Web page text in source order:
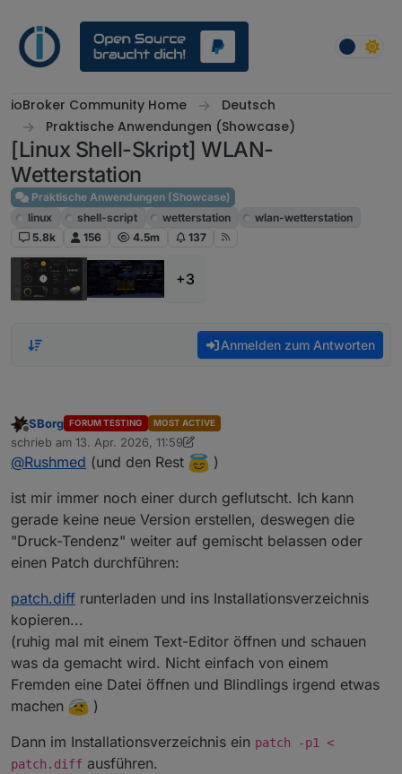
ioBroker Community Home
Deutsch
Praktische Anwendungen (Showcase)
[Linux Shell-Skript] WLAN-
Wetterstation
Praktische Anwendungen (Showcase)
linux
shell-script wetterstation
wlan-wetterstation
5.8k
156 4.5m 137
+3
Anmelden zum Antworten
Offline
SBorg FORUM TESTING MOST ACTIVE
schrieb am 13. Apr. 2026, 11:59
zuletzt editiert von SBorg
@Rushmed (und den Rest )
ist mir immer noch einer durch geflutscht. Ich kann
gerade keine neue Version erstellen, deswegen die
"Druck-Tendenz" weiter auf gemischt belassen oder
einen Patch durchführen:
patch.diff runterladen und ins Installationsverzeichnis
kopieren...
(ruhig mal mit einem Text-Editor öffnen und schauen
was da gemacht wird. Nicht einfach von einem
Fremden eine Datei öffnen und Blindlings irgend etwas
machen
)
Dann im Installationsverzeichnis ein patch -p1 <
patch.diff ausführen.